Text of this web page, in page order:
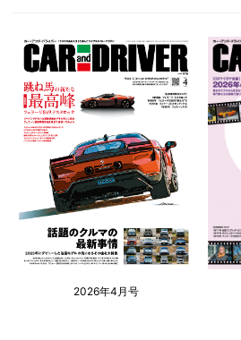
2026年4月号